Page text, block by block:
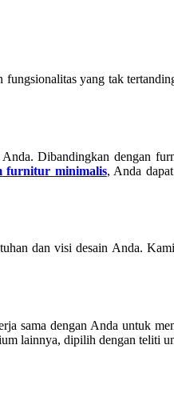
yang tak
Dibandingkan dengan
furnitur minimalis, Anda
dan visi desain Anda.
sama dengan Anda untuk
lainnya, dipilih dengan teliti